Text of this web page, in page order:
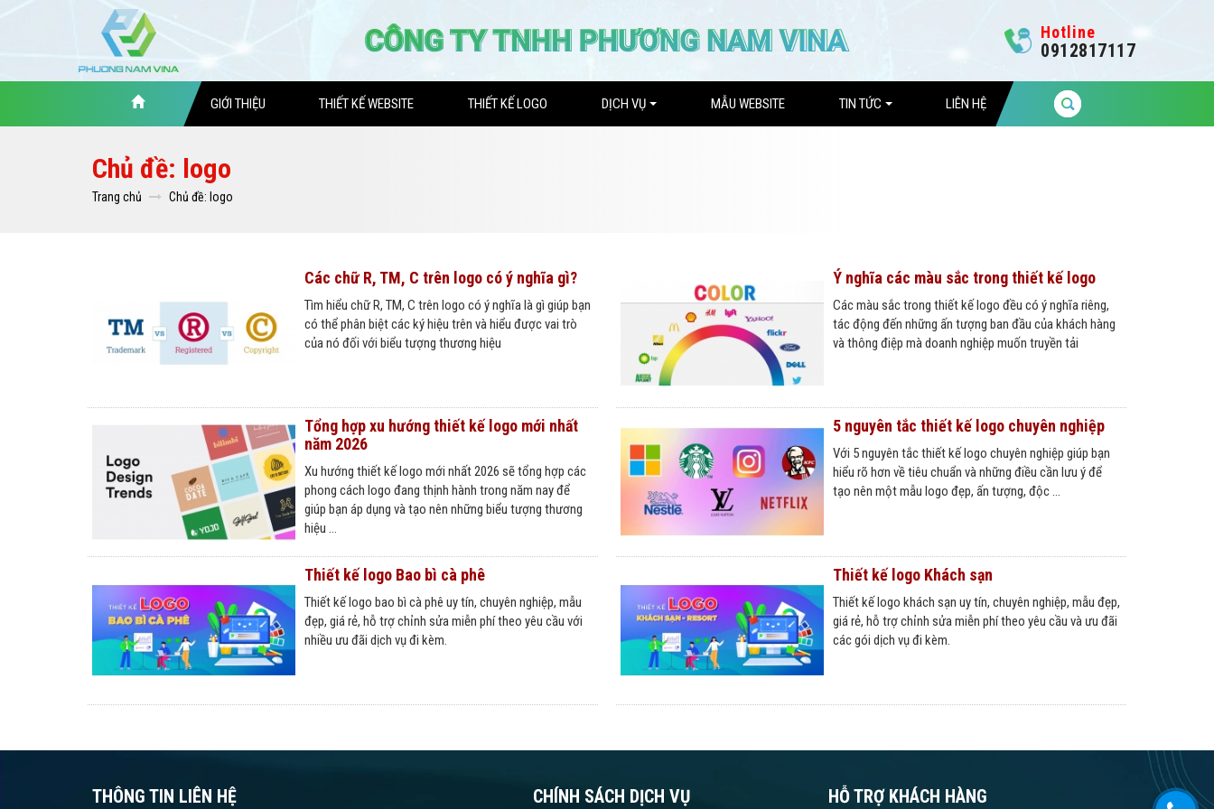
Hotline
0912817117
GIỚI THIỆU THIẾT KẾ WEBSITE THIẾT KẾ LOGO DỊCH VỤ MẪU WEBSITE TIN TỨC LIÊN HỆ
Chủ đề: logo
Trang chủ Chủ đề: logo
Các chữ R, TM, C trên logo có ý nghĩa gì?
Tìm hiểu chữ R, TM, C trên logo có ý nghĩa là gì giúp bạn
có thể phân biệt các ký hiệu trên và hiểu được vai trò
của nó đối với biểu tượng thương hiệu
Ý nghĩa các màu sắc trong thiết kế logo
Các màu sắc trong thiết kế logo đều có ý nghĩa riêng,
tác động đến những ấn tượng ban đầu của khách hàng
và thông điệp mà doanh nghiệp muốn truyền tải
Tổng hợp xu hướng thiết kế logo mới nhất
năm 2026
Xu hướng thiết kế logo mới nhất 2026 sẽ tổng hợp các
phong cách logo đang thịnh hành trong năm nay để
giúp bạn áp dụng và tạo nên những biểu tượng thương
hiệu ...
5 nguyên tắc thiết kế logo chuyên nghiệp
Với 5 nguyên tắc thiết kế logo chuyên nghiệp giúp bạn
hiểu rõ hơn về tiêu chuẩn và những điều cần lưu ý để
tạo nên một mẫu logo đẹp, ấn tượng, độc ...
Thiết kế logo Bao bì cà phê
Thiết kế logo bao bì cà phê uy tín, chuyên nghiệp, mẫu
đẹp, giá rẻ, hỗ trợ chỉnh sửa miễn phí theo yêu cầu với
nhiều ưu đãi dịch vụ đi kèm.
Thiết kế logo Khách sạn
Thiết kế logo khách sạn uy tín, chuyên nghiệp, mẫu đẹp,
giá rẻ, hỗ trợ chỉnh sửa miễn phí theo yêu cầu và ưu đãi
các gói dịch vụ đi kèm.
THÔNG TIN LIÊN HỆ CHÍNH SÁCH DỊCH VỤ HỖ TRỢ KHÁCH HÀNG